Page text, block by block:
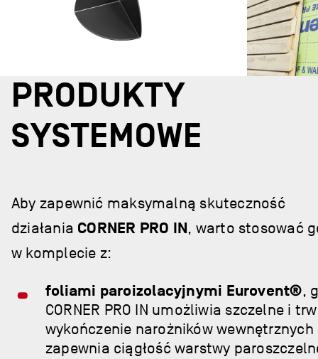
PRODUKTY
SYSTEMOWE
Aby zapewnić maksymalną skuteczność
działania CORNER PRO IN, warto stosować
w komplecie z:
foliami paroizolacyjnymi Eurovent®,
CORNER PRO IN umożliwia szczelne i
wykończenie narożników wewnętrznych
zapewnia ciągłość warstwy